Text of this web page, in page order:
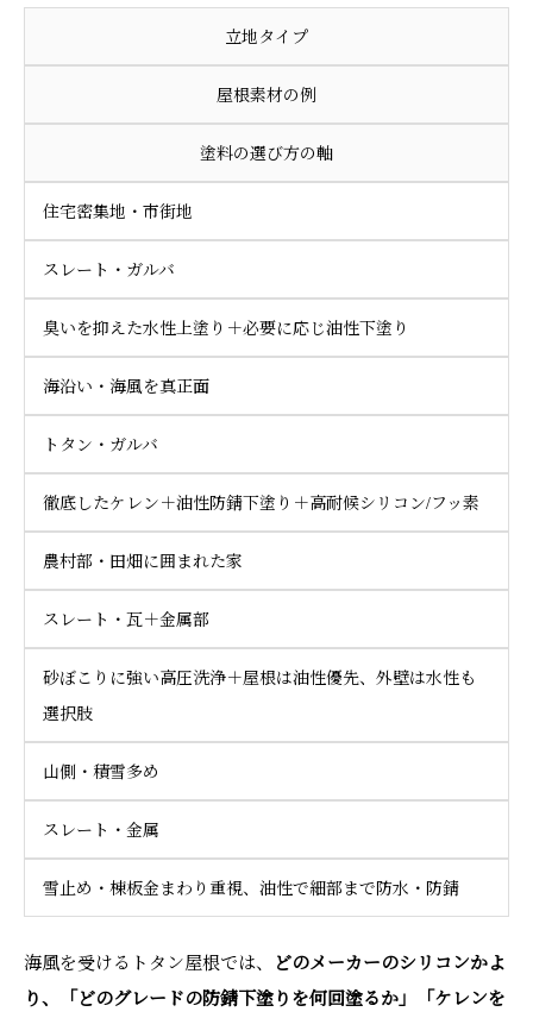
立地タイプ
屋根素材の例
塗料の選び方の軸
住宅密集地・市街地
スレート・ガルバ
臭いを抑えた水性上塗り＋必要に応じ油性下塗り
海沿い・海風を真正面
トタン・ガルバ
徹底したケレン＋油性防錆下塗り＋高耐候シリコン/フッ素
農村部・田畑に囲まれた家
スレート・瓦＋金属部
砂ぼこりに強い高圧洗浄＋屋根は油性優先、外壁は水性も
選択肢
山側・積雪多め
スレート・金属
雪止め・棟板金まわり重視、油性で細部まで防水・防錆
海風を受けるトタン屋根では、
どのメーカーのシリコンかよ
り、「どのグレードの防錆下塗りを何回塗るか」「ケレンを
ホーム 電話 メール マップ